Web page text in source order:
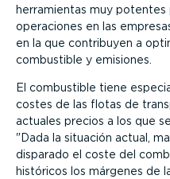
herramientas muy potentes
operaciones en las
en la que contribuyen a
combustible y emisiones.
El combustible tiene
costes de las flotas de
actuales precios a los que
Dada la situación actual,
disparado el coste del
históricos los márgenes de